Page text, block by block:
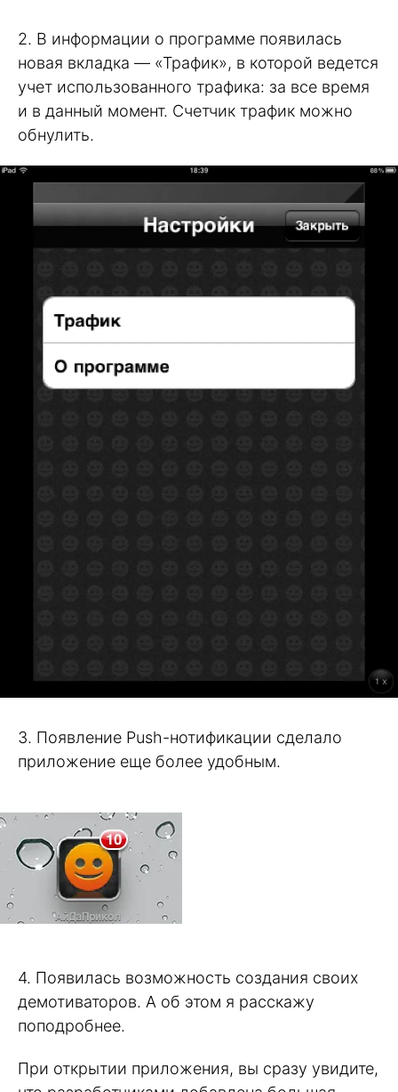
2. В информации о программе появилась
новая вкладка — «Трафик», в которой ведется
учет использованного трафика: за все время
и в данный момент. Счетчик трафик можно
обнулить.
3. Появление Push-нотификации сделало
приложение еще более удобным.
4. Появилась возможность создания своих
демотиваторов. А об этом я расскажу
поподробнее.
При открытии приложения, вы сразу увидите,